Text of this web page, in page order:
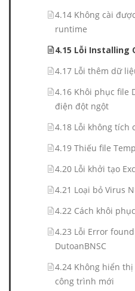
4.14 Không cài
runtime
4.15 Lỗi Installing
4.17 Lỗi thêm dữ
4.16 Khôi phục file
điện đột ngột
4.18 Lỗi không tích
4.19 Thiếu file
4.20 Lỗi khởi tạo
4.21 Loại bỏ Virus
4.22 Cách khôi
4.23 Lỗi Error
DutoanBNSC
4.24 Không hiển
công trình mới